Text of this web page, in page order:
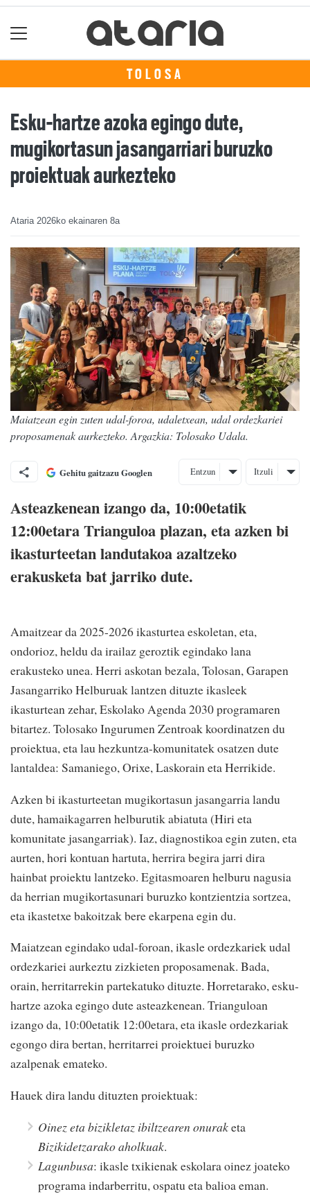
TOLOSA
Esku-hartze azoka egingo dute,
mugikortasun jasangarriari buruzko
proiektuak aurkezteko
Ataria 2026ko ekainaren 8a
Maiatzean egin zuten udal-foroa, udaletxean, udal ordezkariei
proposamenak aurkezteko. Argazkia: Tolosako Udala.
Gehitu gaitzazu Googlen Entzun Itzuli
Asteazkenean izango da, 10:00etatik
12:00etara Trianguloa plazan, eta azken bi
ikasturteetan landutakoa azaltzeko
erakusketa bat jarriko dute.
Amaitzear da 2025-2026 ikasturtea eskoletan, eta,
ondorioz, heldu da irailaz geroztik egindako lana
erakusteko unea. Herri askotan bezala, Tolosan, Garapen
Jasangarriko Helburuak lantzen dituzte ikasleek
ikasturtean zehar, Eskolako Agenda 2030 programaren
bitartez. Tolosako Ingurumen Zentroak koordinatzen du
proiektua, eta lau hezkuntza-komunitatek osatzen dute
lantaldea: Samaniego, Orixe, Laskorain eta Herrikide.
Azken bi ikasturteetan mugikortasun jasangarria landu
dute, hamaikagarren helburutik abiatuta (Hiri eta
komunitate jasangarriak). Iaz, diagnostikoa egin zuten, eta
aurten, hori kontuan hartuta, herrira begira jarri dira
hainbat proiektu lantzeko. Egitasmoaren helburu nagusia
da herrian mugikortasunari buruzko kontzientzia sortzea,
eta ikastetxe bakoitzak bere ekarpena egin du.
Maiatzean egindako udal-foroan, ikasle ordezkariek udal
ordezkariei aurkeztu zizkieten proposamenak. Bada,
orain, herritarrekin partekatuko dituzte. Horretarako, esku-
hartze azoka egingo dute asteazkenean. Trianguloan
izango da, 10:00etatik 12:00etara, eta ikasle ordezkariak
egongo dira bertan, herritarrei proiektuei buruzko
azalpenak emateko.
Hauek dira landu dituzten proiektuak:
Oinez eta bizikletaz ibiltzearen onuraketa
Bizikidetzarako aholkuak.
Lagunbusa: ikasle txikienak eskolara oinez joateko
programa indarberritu, ospatu eta balioa eman.